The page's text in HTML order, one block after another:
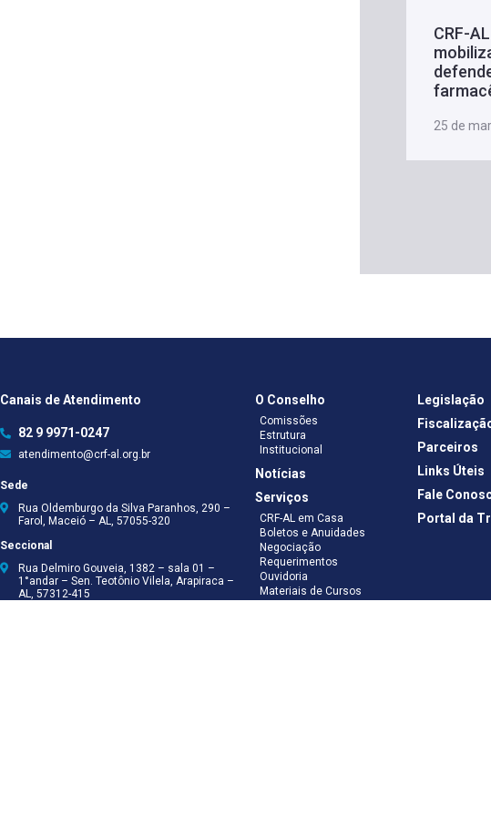
CRF-
25 de
Canais de Atendimento
82 9 9971-0247
atendimento@crf-al.org.br
Sede
Rua Oldemburgo da Silva Paranhos, 290 –
Farol, Maceió – AL, 57055-320
Seccional
Rua Delmiro Gouveia, 1382 – sala 01 –
1°andar – Sen. Teotônio Vilela, Arapiraca –
AL, 57312-415
O Conselho
Comissões
Estrutura
Institucional
Notícias
Serviços
CRF-AL em Casa
Boletos e Anuidades
Negociação
Requerimentos
Ouvidoria
Materiais de Cursos
Legislação
Parceiros
Links Úteis
Fale
Portal da